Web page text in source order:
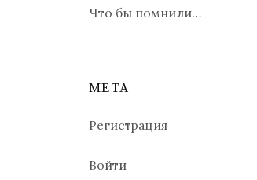
Что бы помнили…
МЕТА
Регистрация
Войти